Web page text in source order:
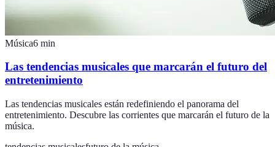
Música6 min
Las tendencias musicales que marcarán el futuro del
entretenimiento
Las tendencias musicales están redefiniendo el panorama del
entretenimiento. Descubre las corrientes que marcarán el futuro de la
música.